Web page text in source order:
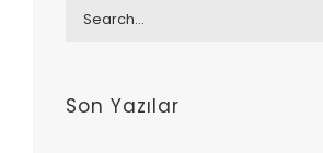
Search
Son Yazılar